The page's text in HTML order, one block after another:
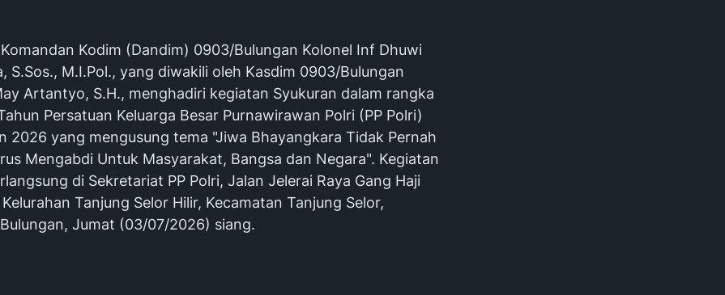
Kodim (Dandim) 0903/Bulungan Kolonel Inf Dhuwi
S.Sos., M.I.Pol., yang diwakili oleh Kasdim 0903/Bulungan
Artantyo, S.H., menghadiri kegiatan Syukuran dalam rangka
Persatuan Keluarga Besar Purnawirawan Polri (PP Polri)
2026 yang mengusung tema "Jiwa Bhayangkara Tidak Pernah
Mengabdi Untuk Masyarakat, Bangsa dan Negara". Kegiatan
di Sekretariat PP Polri, Jalan Jelerai Raya Gang Haji
Kelurahan Tanjung Selor Hilir, Kecamatan Tanjung Selor,
Jumat (03/07/2026) siang.